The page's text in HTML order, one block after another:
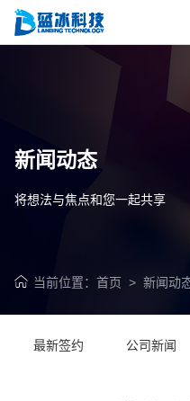
新闻动态
将想法与焦点和您一起共享
当前位置： 首页 > 新闻动
最新签约 公司新闻